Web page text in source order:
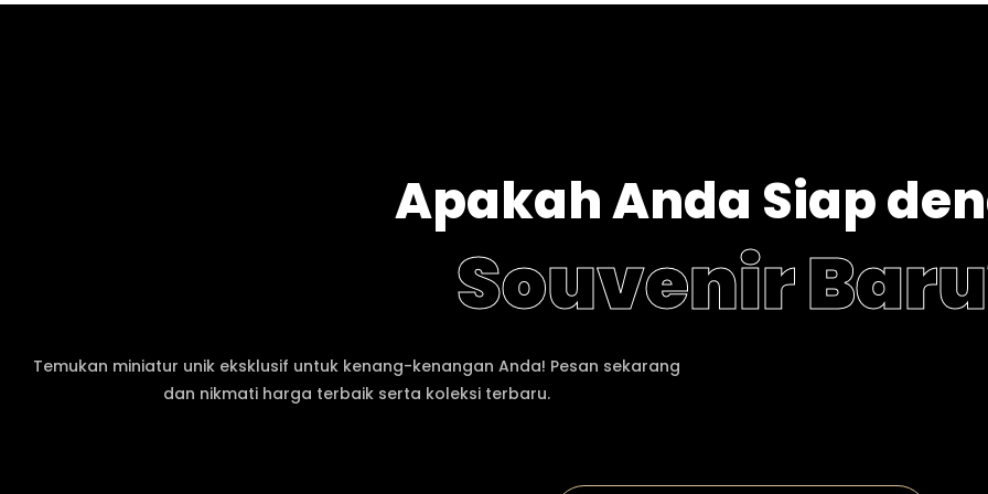
Apakah Anda Siap
Souvenir
Temukan miniatur unik eksklusif untuk kenang-kenangan Anda! Pesan sekarang
dan nikmati harga terbaik serta koleksi terbaru.